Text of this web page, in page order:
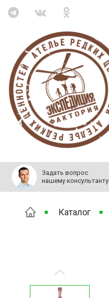
Задать вопрос
нашему консультанту
Каталог